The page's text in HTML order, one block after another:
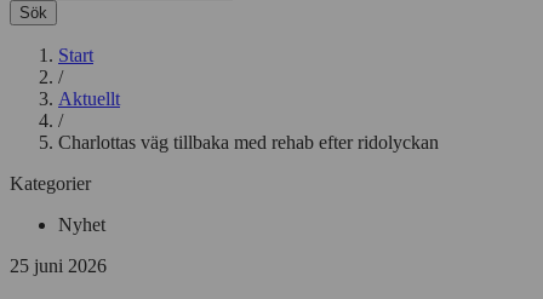
Sök
Start
/
Aktuellt
/
Charlottas väg tillbaka med rehab efter ridolyckan
Kategorier
Nyhet
25 juni 2026